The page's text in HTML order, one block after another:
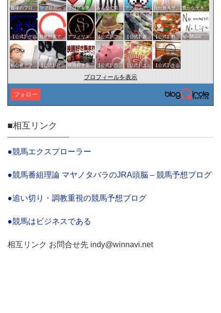
趣味のブログを楽しむ会 ブロガー応援&更新報告♪ ブログを更新したらここで報告 みんなで気軽にアクセスアップ アクセスアップのお手伝い！ブログサークルあんてな 自分磨きサークル 豊かな生き方サークル
【公式】ゲームサークル 相乗効果でWINWIN!「はてブ・ランキング」応援サークル！！！ アフィリエイト 【公式】ファッション・美容サークル 【公式】趣味サークル 【公式】料理・グルメサークル No Music No Life
初心者アフィリエイター♪♪ 【公式】社会・経済サークル 映画好き集まれ('ω')ノ 【公式】投資・マネーサークル 【公式】エンタメサークル 【公式】生活・文化サークル
プロフィールを表示
フォロー
■相互リンク
●競馬エクスプローラー
●競馬番組理論 マヤノタバラのJRA頭脳 – 競馬予想ブログ
●追い切り・調教重視の競馬予想ブログ
●競馬はビジネスである
相互リンク お問合せ先 indy@winnavi.net